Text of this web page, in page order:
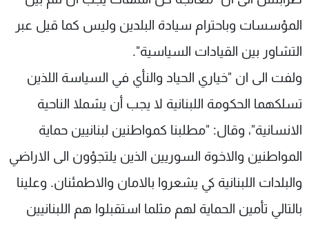
المؤسسات وباحترام سيادة البلدين وليس كما قيل عبر
التشاور بين القيادات السياسية".
ولفت الى ان "خياري الحياد والنأي في السياسة اللذين
تسلكهما الحكومة اللبنانية لا يجب أن يشملا الناحية
الانسانية"، وقال: "مطلبنا كمواطنين لبنانيين حماية
المواطنين والاخوة السوريين الذين يلتجؤون الى الاراضي
والبلدات اللبنانية كي يشعروا بالامان والاطمئنان. وعلينا
بالتالي تأمين الحماية لهم مثلما استقبلوا هم اللبنانيين
عن MTV
الإنـتـاج
لاعلاناتكم
وظائف
تواصل معنا
شروط الإسـتخدام
سياسة الخصوصية